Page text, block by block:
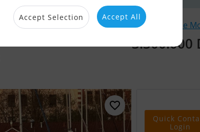
Lignende
3.300.000
Quick
Login
Accept Selection Accept All